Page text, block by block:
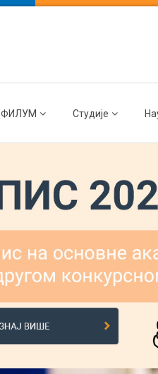
ФИЛУМ Студије